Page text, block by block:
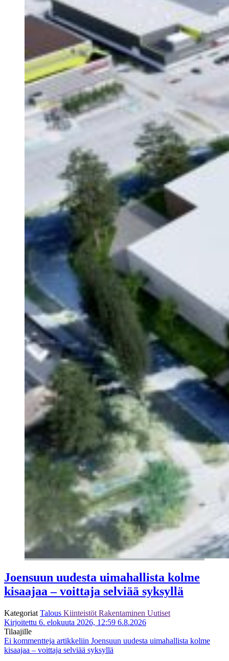
Joensuun uudesta uimahallista kolme
kisaajaa – voittaja selviää syksyllä
Kategoriat Talous Kiinteistöt Rakentaminen Uutiset
Kirjoitettu 6. elokuuta 2026, 12:59 6.8.2026
Tilaajille
Ei kommentteja artikkeliin Joensuun uudesta uimahallista kolme
kisaajaa – voittaja selviää syksyllä